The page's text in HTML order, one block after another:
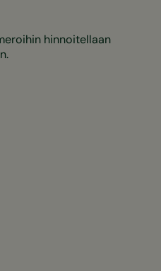
hinnoitellaan